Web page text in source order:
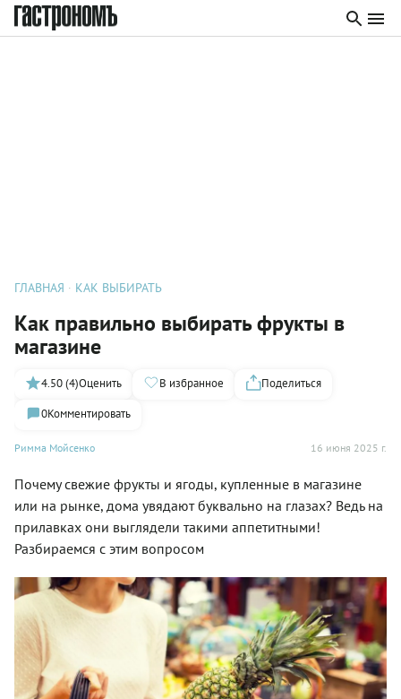
ГЛАВНАЯ КАК ВЫБИРАТЬ
Как правильно выбирать фрукты в
магазине
Римма Мойсенко 16 июня 2025 г.
4.50 (4)Оценить В избранное
Поделиться
0Комментировать
Почему свежие фрукты и ягоды, купленные в магазине
или на рынке, дома увядают буквально на глазах? Ведь на
прилавках они выглядели такими аппетитными!
Разбираемся с этим вопросом